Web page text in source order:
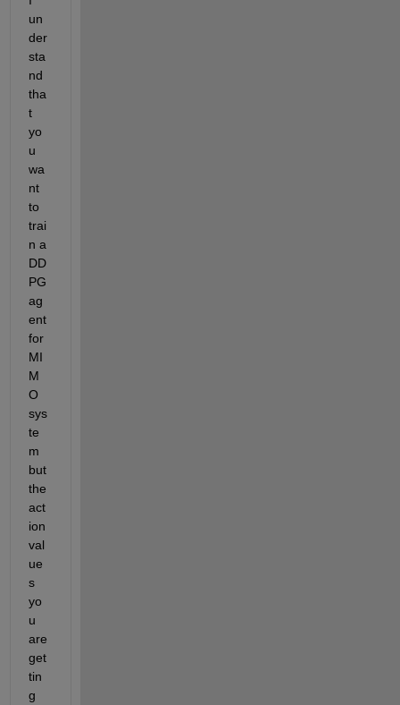
un
der
sta
nd
tha
t
yo
u
wa
nt
to
trai
n a
DD
PG
ag
ent
for
MI
M
sys
te
m
but
the
act
ion
val
ue
s
yo
u
are
get
tin
g